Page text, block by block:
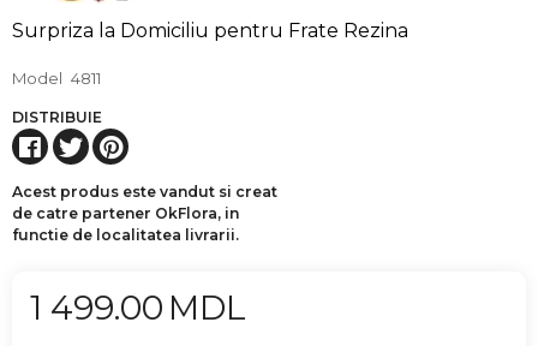
Surpriza la Domiciliu pentru Frate Rezina
Model 4811
DISTRIBUIE
Acest produs este vandut si creat
de catre partener OkFlora, in
functie de localitatea livrarii.
1 499.00 MDL